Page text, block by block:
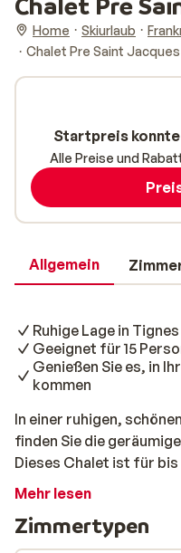
Home Skiurlaub
Chalet Pre Saint Jacques
Allgemein
Ruhige Lage in Tignes
Geeignet für 15
Genießen Sie es, in
kommen
In einer ruhigen,
finden Sie die
Dieses Chalet ist für bis
verfügt über 6
Skilift und die Skipisten
Mehr lesen
Zimmertypen
Startpreis
Alle Preise und